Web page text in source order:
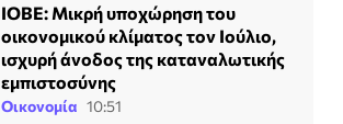
ΙΟΒΕ: Μικρή υποχώρηση του
οικονομικού κλίματος τον Ιούλιο,
ισχυρή άνοδος της καταναλωτικής
εμπιστοσύνης
Οικονομία 10:51